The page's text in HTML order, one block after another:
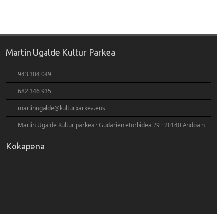
Martin Ugalde Kultur Parkea
943 304 049
682 346 935
martinugalde@kulturparkea.eus
Martin Ugalde Kultur parkea · Gudarien etorbidea 29 · 20140 Andoain
Kokapena